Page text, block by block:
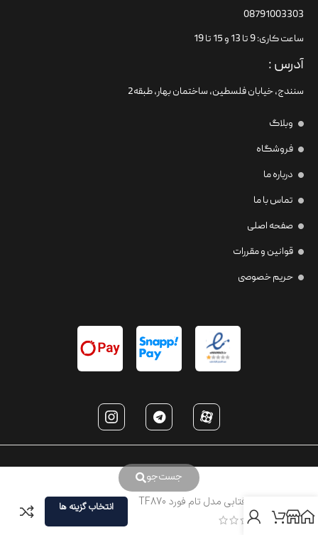
جست‌جو
08791003303
ساعت کاری: 9 تا 13 و 15 تا 19
آدرس :
سنندج، خیابان فلسطین،‌ ساختمان بهار، طبقه2
وبلاگ
فروشگاه
درباره ما
تماس با ما
صفحه اصلی
قوانین و مقررات
حریم خصوصی
عینک آفتابی مدل تام فورد TF870 انتخاب گزینه ها